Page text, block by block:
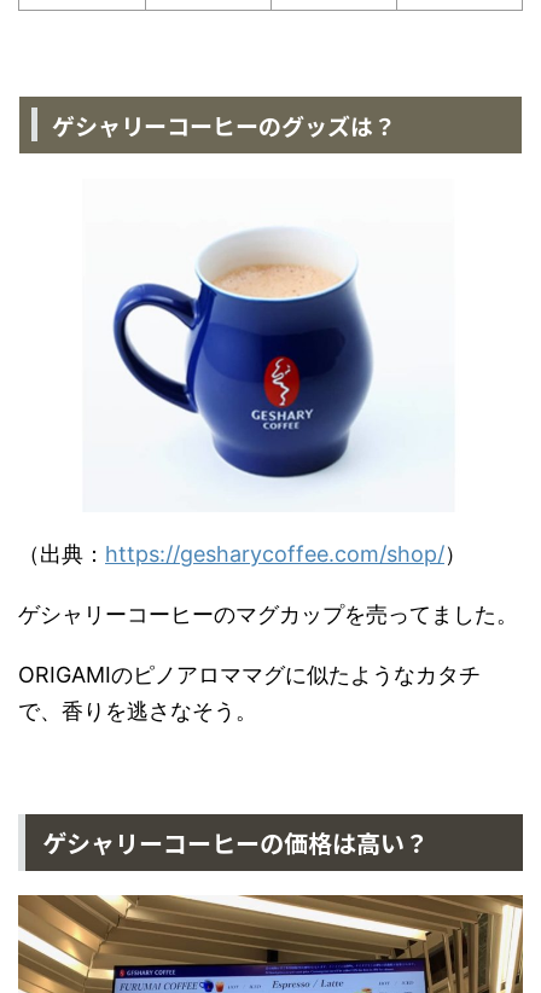
ゲシャリーコーヒーのグッズは？
（出典： https://gesharycoffee.com/shop/）
ゲシャリーコーヒーのマグカップを売ってました。
ORIGAMIのピノアロママグに似たようなカタチ
で、香りを逃さなそう。
ゲシャリーコーヒーの価格は高い？